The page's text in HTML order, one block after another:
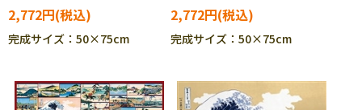
2,772円
完成サイズ：50×75cm
2,772円
完成サイズ：50×75cm